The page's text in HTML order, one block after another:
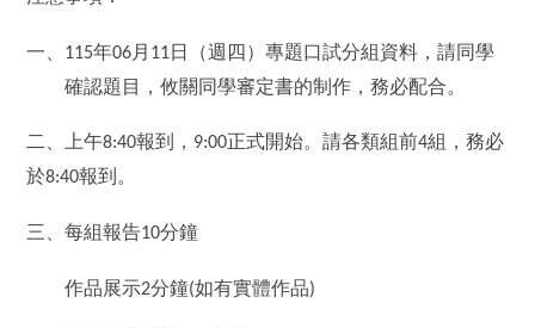
一、 115年06月 11日（週四）專題口試分組資料，請同學
確認題目，攸關同學審定書的制作，務必配合。
二、上午8:40報到， 9:00正式開始。請各類組前4組，務必
於8:40報到。
三、每組報告10分鐘
作品展示2分鐘(如有實體作品)